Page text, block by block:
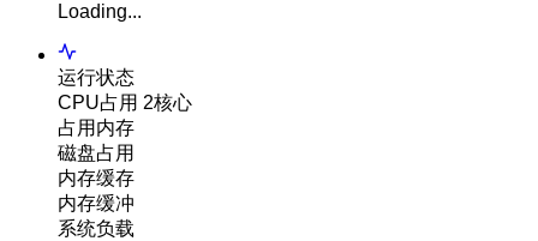
Loading...
运行状态
CPU占用 2核心
占用内存
磁盘占用
内存缓存
内存缓冲
系统负载